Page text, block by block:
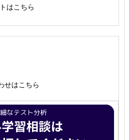
はこちら
せはこちら